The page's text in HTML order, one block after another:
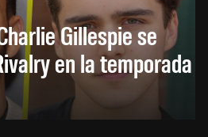
Gillespie se
en la temporada